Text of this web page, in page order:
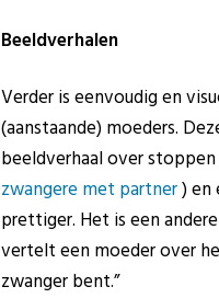
Beeldverhalen
Verder is eenvoudig en
(aanstaande) moeders.
beeldverhaal over
zwangere met partner) en
prettiger. Het is een
vertelt een moeder over
zwanger bent.”